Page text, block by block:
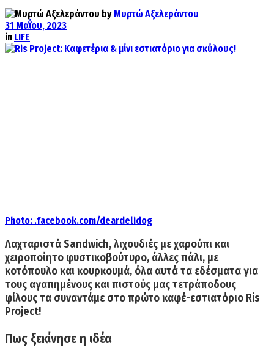
by Μυρτώ Αξελεράντου
31 Μαΐου, 2023
in LIFE
Photo: .facebook.com/deardelidog
ΛαχταριστάSandwich, λιχουδιές με χαρούπι και
χειροποίητο φυστικοβούτυρο, άλλες πάλι, με
κοτόπουλο και κουρκουμά, όλα αυτά τα εδέσματα για
τους αγαπημένους και πιστούς μας τετράποδους
φίλους τα συναντάμε στο πρώτο καφέ-εστιατόριο Ris
Project!
Πως ξεκίνησε η ιδέα